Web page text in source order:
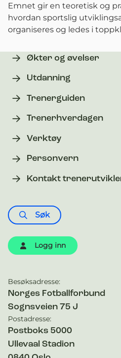
Emnet gir en teoretisk og
hvordan sportslig
organiseres og ledes i
Økter og øvelser
Utdanning
Trenerguiden
Trenerhverdagen
Verktøy
Personvern
Kontakt
Søk
Logg inn
Besøksadresse:
Norges Fotballforbund
Sognsveien 75 J
Postadresse:
Postboks 5000
Ullevaal Stadion